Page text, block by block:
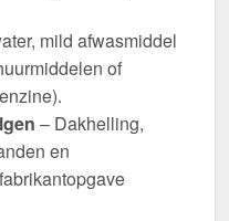
mild afwasmiddel
of
– Dakhelling,
en